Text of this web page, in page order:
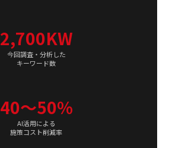
2,700KW
今回調査・分析した
キーワード数
40〜50%
AI活用による
施策コスト削減率